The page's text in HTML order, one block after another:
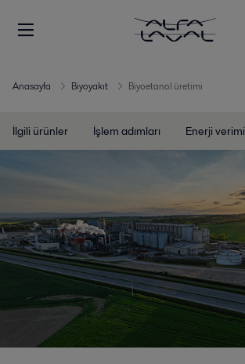
Anasayfa Biyoyakıt Biyoetanol üretimi
İlgili ürünler İşlem adımları Enerji verimi